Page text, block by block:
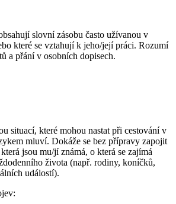
slovní zásobu často užívanou v
které se vztahují k jeho/její práci. Rozumí
a přání v osobních dopisech.
situací, které mohou nastat při cestování v
mluví. Dokáže se bez přípravy zapojit
jsou mu/jí známá, o která se zajímá
života (např. rodiny, koníčků,
událostí).
: